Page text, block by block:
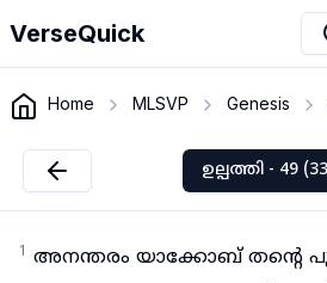
VerseQuick
Home MLSVP Genesis
ഉല്പത്തി - 49
1 അനന്തരം യാക്കോബ് തന്റെ